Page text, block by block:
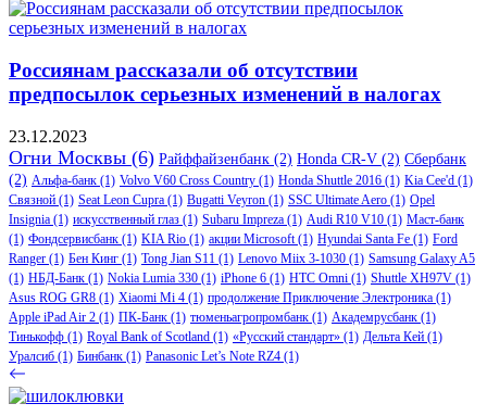
Россиянам рассказали об отсутствии
предпосылок серьезных изменений в налогах
23.12.2023
Огни Москвы (6) Райффайзенбанк (2) Honda CR-V (2) Сбербанк
(2) Альфа-банк (1) Volvo V60 Cross Country (1) Honda Shuttle 2016 (1) Kia Cee'd (1)
Связной (1) Seat Leon Cupra (1) Bugatti Veyron (1) SSC Ultimate Aero (1) Opel
Insignia (1) искусственный глаз (1) Subaru Impreza (1) Audi R10 V10 (1) Маст-банк
(1) Фондсервисбанк (1) KIA Rio (1) акции Microsoft(1) Hyundai Santa Fe (1) Ford
Ranger (1) Бен Кинг (1) Tong Jian S11 (1) Lenovo Miix 3-1030 (1) Samsung Galaxy A5
(1) НБД-Банк (1) Nokia Lumia 330 (1) iPhone 6 (1) HTC Omni (1) Shuttle XH97V (1)
Asus ROG GR8 (1) Xiaomi Mi 4 (1) продолжение Приключение Электроника (1)
Apple iPad Air 2 (1) ПК-Банк (1) тюменьагропромбанк (1) Академрусбанк (1)
Тинькофф (1) Royal Bank of Scotland (1) «Русский стандарт» (1) Дельта Кей (1)
Уралсиб (1) Бинбанк (1) Panasonic Let’s Note RZ4 (1)